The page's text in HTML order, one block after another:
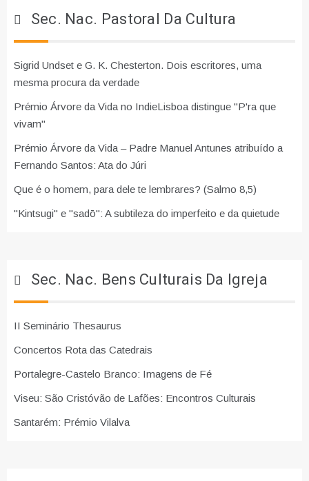
Sec. Nac. Pastoral Da Cultura
Sigrid Undset e G. K. Chesterton. Dois escritores, uma
mesma procura da verdade
Prémio Árvore da Vida no IndieLisboa distingue "P'ra que
vivam"
Prémio Árvore da Vida – Padre Manuel Antunes atribuído a
Fernando Santos: Ata do Júri
Que é o homem, para dele te lembrares? (Salmo 8,5)
"Kintsugi" e "sadō": A subtileza do imperfeito e da quietude
Sec. Nac. Bens Culturais Da Igreja
II Seminário Thesaurus
Concertos Rota das Catedrais
Portalegre-Castelo Branco: Imagens de Fé
Viseu: São Cristóvão de Lafões: Encontros Culturais
Santarém: Prémio Vilalva